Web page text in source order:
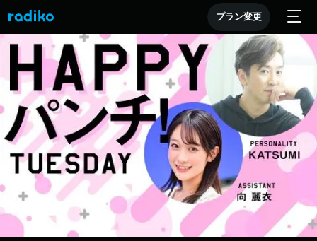
プラン変更